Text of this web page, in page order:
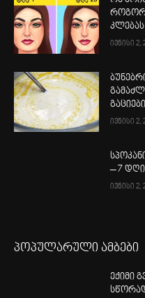
როგორ
კლებას
ივნისი 2,
ივნისი 2,
– 7
ივნისი 2,
პოპულარული ამბები
ექიმი